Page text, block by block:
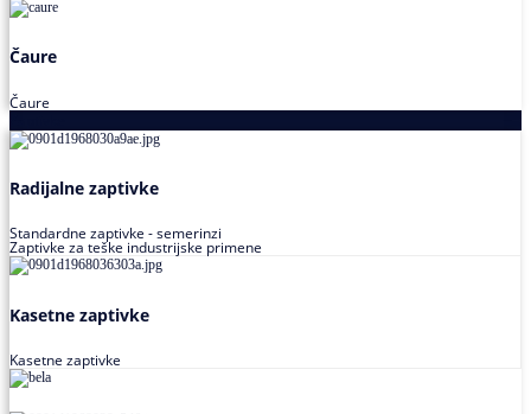
Čaure
Čaure
Radijalne zaptivke
Standardne zaptivke - semerinzi
Zaptivke za teške industrijske primene
Kasetne zaptivke
Kasetne zaptivke